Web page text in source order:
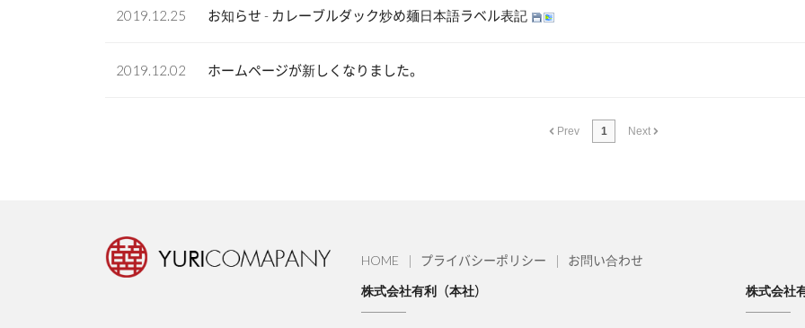
2019.12.25 お知らせ - カレーブルダック炒め麺日本語ラベル表記
2019.12.02 ホームページが新しくなりました。
Prev 1 Next
HOME プライバシーポリシー
お問い合わせ
株式会社有利（本社）
株式会社